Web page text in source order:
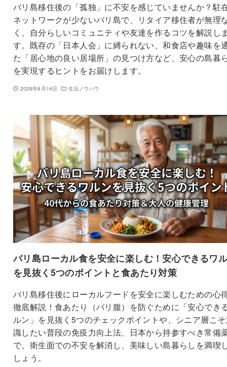
バリ島移住後の「孤独」に不安を感じていませんか？駐
ネットワークが少ないバリ島で、リタイア移住者が無理
く、自分らしいコミュニティや友達を作るコツを解説し
す。既存の「日本人会」に縛られない、和食店や趣味を
た「居心地の良い居場所」の見つけ方など、安心の島暮
を実現するヒントをお届けします。
2026年6月14日 生活ノウハウ
バリ島ローカル食を安全に楽しむ！安心できるワ
を見抜く5つのポイントと食あたり対策
バリ島移住後にローカルフードを安全に楽しむための心
徹底解説！食あたり（バリ腹）を防ぐために「安心でき
ルン」を見抜く5つのチェックポイントや、シニア層こ
識したい普段の免疫力向上法、日本から持参すべき常備
で。衛生面での不安を解消し、美味しい島暮らしを満喫
しょう。